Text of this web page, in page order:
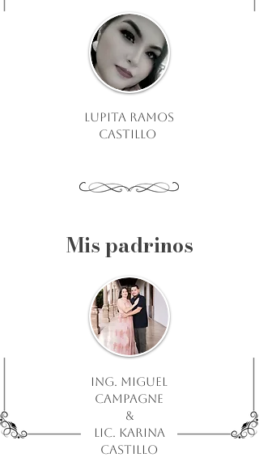
Lupita ramos
castillo
Mis padrinos
Ing. Miguel
campagne
&
lic. Karina
castillo